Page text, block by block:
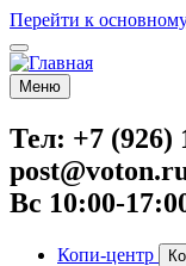
Перейти к
Меню
Тел: +7 (926)
Вс 10:00-
Копи-центр